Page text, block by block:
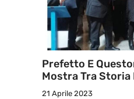
Prefetto E
Mostra Tra Storia
21 Aprile 2023